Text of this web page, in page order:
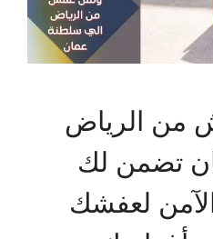
من الرياض
تضمن لك
لعفشك